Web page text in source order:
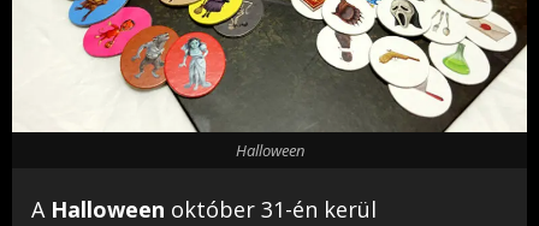
Halloween
A Halloween október 31-én kerül